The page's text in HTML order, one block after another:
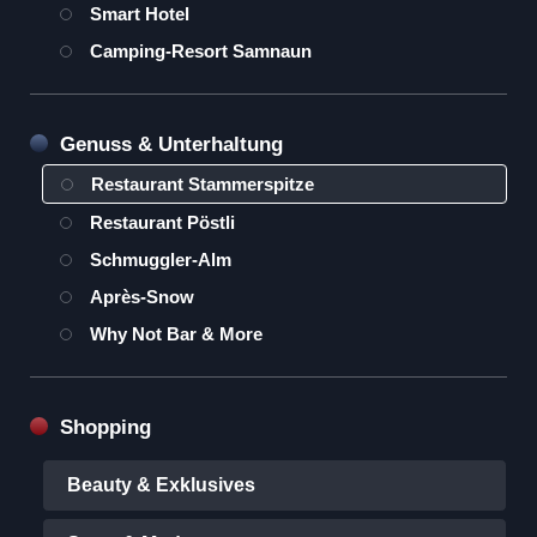
Smart Hotel
Camping-Resort Samnaun
Genuss & Unterhaltung
Restaurant Stammerspitze
Restaurant Pöstli
Schmuggler-Alm
Après-Snow
Why Not Bar & More
Shopping
Beauty & Exklusives